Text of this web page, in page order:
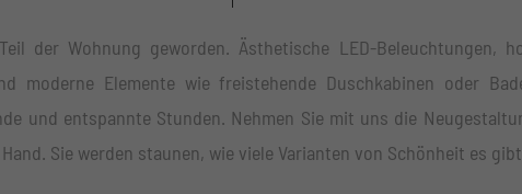
der Wohnung geworden. Ästhetische LED-Beleuchtungen,
moderne Elemente wie freistehende Duschkabinen oder
und entspannte Stunden. Nehmen Sie mit uns die
Sie werden staunen, wie viele Varianten von Schönheit es